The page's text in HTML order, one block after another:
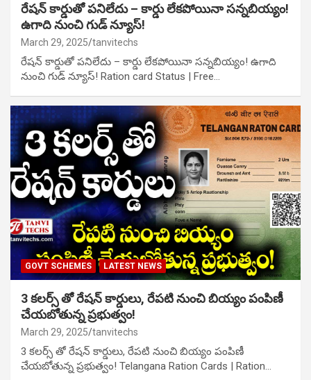
రేషన్ కార్డుతో పనిలేదు – కార్డు లేకపోయినా సన్నబియ్యం!
ఉగాది నుంచి గుడ్ న్యూస్!
March 29, 2025 tanvitechs
రేషన్ కార్డుతో పనిలేదు – కార్డు లేకపోయినా సన్నబియ్యం! ఉగాది
నుంచి గుడ్ న్యూస్! Ration card Status | Free…
GOVT SCHEMES LATEST NEWS
3 కలర్స్ తో రేషన్ కార్డులు, రేపటి నుంచి బియ్యం పంపిణీ
చేయబోతున్న ప్రభుత్వం!
March 29, 2025 tanvitechs
3 కలర్స్ తో రేషన్ కార్డులు, రేపటి నుంచి బియ్యం పంపిణీ
చేయబోతున్న ప్రభుత్వం! Telangana Ration Cards | Ration…